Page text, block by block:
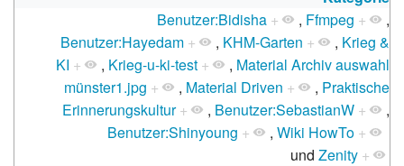
Benutzer:Bidisha + , Ffmpeg +
,
Benutzer:Hayedam + , KHM-Garten + , Krieg &
KI + , Krieg-u-ki-test + , Material Archiv auswahl
münster1.jpg + , Material Driven + , Praktische
Erinnerungskultur + , Benutzer:SebastianW +
,
Benutzer:Shinyoung + , Wiki HowTo +
und Zenity +